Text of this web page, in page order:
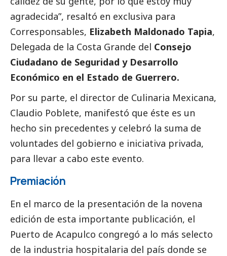
agradecida”, resaltó en exclusiva para
Corresponsables, Elizabeth Maldonado Tapia,
Delegada de la Costa Grande del Consejo
Ciudadano de Seguridad y Desarrollo
Económico en el Estado de Guerrero.
Por su parte, el director de Culinaria Mexicana,
Claudio Poblete, manifestó que éste es un
hecho sin precedentes y celebró la suma de
voluntades del gobierno e iniciativa privada,
para llevar a cabo este evento.
Premiación
En el marco de la presentación de la novena
edición de esta importante publicación, el
Puerto de Acapulco congregó a lo más selecto
de la industria hospitalaria del país donde se